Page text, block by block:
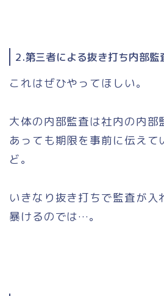
2.第三者による抜き打ち内部監
これはぜひやってほしい。
大体の内部監査は社内の内部
あっても期限を事前に伝えて
ど。
いきなり抜き打ちで監査が入
暴けるのでは…。